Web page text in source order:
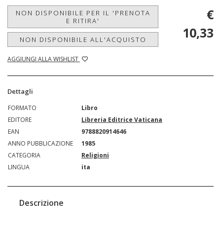
NON DISPONIBILE PER IL 'PRENOTA
E RITIRA'
NON DISPONIBILE ALL'ACQUISTO
AGGIUNGI ALLA WISHLIST
€
10,33
Dettagli
FORMATO
Libro
EDITORE
Libreria Editrice Vaticana
EAN
9788820914646
ANNO PUBBLICAZIONE
1985
CATEGORIA
Religioni
LINGUA
ita
Descrizione